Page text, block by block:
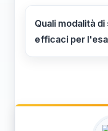
aiutare a chiarire
risorse e
Quali modalità
efficaci per
Le modalità più
multimediali e la
esami precedenti.